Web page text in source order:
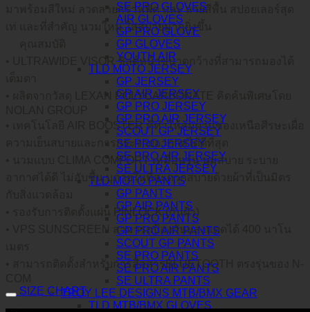
SE PRO GLOVES
AIR GLOVES
GP PRO GLOVE
GP GLOVES
YOUTH AIR
TLD MOTO JERSEY
GP JERSEY
GP AIR JERSEY
GP PRO JERSEY
GP PRO AIR JERSEY
SCOUT GP JERSEY
SE PRO JERSEY
SE PRO AIR JERSEY
SE ULTRA JERSEY
TLD MOTO PANTS
GP PANTS
GP AIR PANTS
GP PRO PANTS
GP PRO AIR PANTS
SCOUT GP PANTS
SE PRO PANTS
SE PRO AIR PANTS
SE ULTRA PANTS
TROY LEE DESIGNS MTB/BMX GEAR
TLD MTB/BMX GLOVES
มาพร้อมสีใหม่ ลวดลายกราฟฟิค และ ลายสีพื้น สปอยเลอร์สุด
เท่ และที่สำคัญ นวมใหม่ ใส่สบายมากยิ่งขึ้น
• ULTRAWIDE VISOR ชิลด์หน้าขนาดกว้างที่สามารถมองได้
• ผลิตจากวัสดุ LEXAN POLYCARBONATE คิดค้นพิเศษโดย
• เทคโนโลยี AIR BOOSTER ที่ทำให้ลมผ่านช่องเหนือศีรษะเผื่อ
ความเย็นสบายและการกระจายอากาศได้ดีที่สุด
• นวมแบบ CLIMA COMFORT เหมือนรุ่น นุ่มสบาย ระบาย
อากาศได้ดี ไม่อับชื้น บุภายในที่สะดวกสบายด้วยผ้าที่เป็นมิตร
• รองรับการติดตั้งแผ่น PINLOCK (กันฝ้า)
• VPS SUNSCREEN สามารถป้องกันแสงแดดได้ 400 นาโน
• สามารถติดตั้งสำหรับการสื่อสารBLUETOOTH ตรงรุ่นของ N-
SIZE CHART